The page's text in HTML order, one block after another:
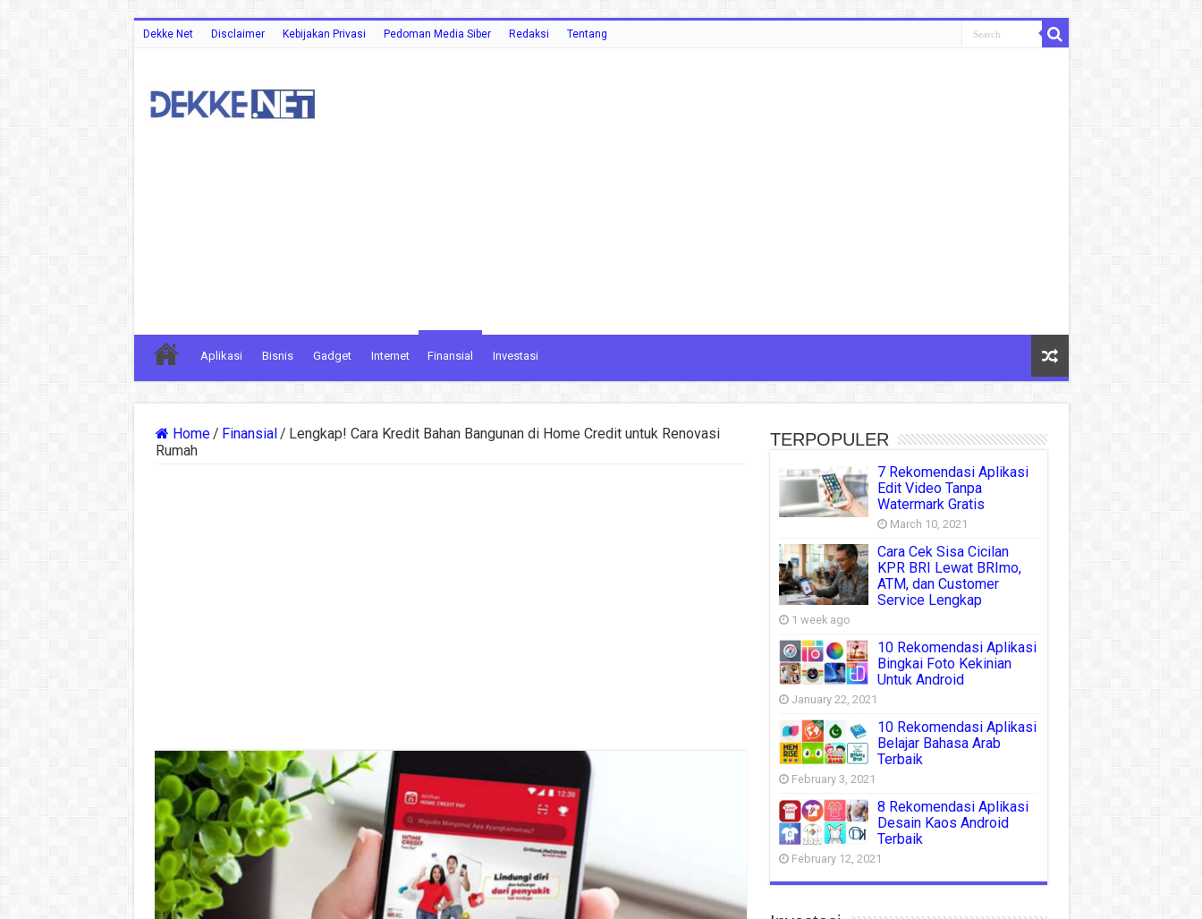
Dekke Net Disclaimer Kebijakan Privasi Pedoman Media Siber Redaksi Tentang
Aplikasi Bisnis Gadget Internet Finansial Investasi
Home/ Finansial/ Lengkap! Cara Kredit Bahan Bangunan di Home Credit untuk Renovasi
Rumah
TERPOPULER
7 Rekomendasi Aplikasi
Edit Video Tanpa
Watermark Gratis
March 10, 2021
Cara Cek Sisa Cicilan
KPR BRI Lewat BRImo,
ATM, dan Customer
Service Lengkap
1 week ago
10 Rekomendasi Aplikasi
Bingkai Foto Kekinian
Untuk Android
January 22, 2021
10 Rekomendasi Aplikasi
Belajar Bahasa Arab
Terbaik
February 3, 2021
8 Rekomendasi Aplikasi
Desain Kaos Android
Terbaik
February 12, 2021